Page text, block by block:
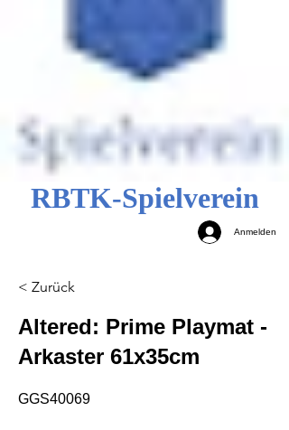
RBTK-Spielverein
Anmelden
< Zurück
Altered: Prime Playmat -
Arkaster 61x35cm
GGS40069